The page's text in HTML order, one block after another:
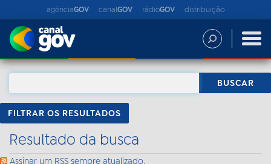
agênciaGOV canalGOV rádioGOV distribuição
FILTRAR OS RESULTADOS
Resultado da busca
Assinar um RSS sempre atualizado.